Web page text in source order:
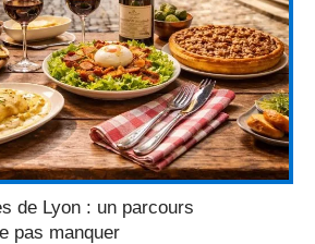
de Lyon : un parcours
pas manquer